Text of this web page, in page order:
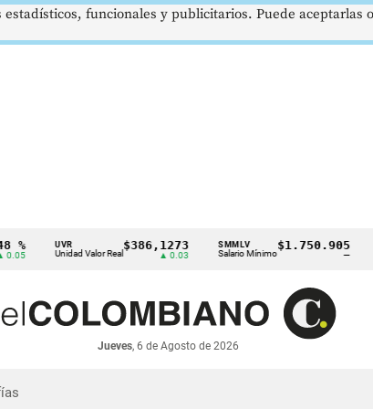
UVR
Unidad Valor Real
$386,1273 SMMLV
Salario Mínimo
$1.750.905 BRENT
Jueves, 6 de Agosto de 2026
funcionales y publicitarios. Puede aceptarlas